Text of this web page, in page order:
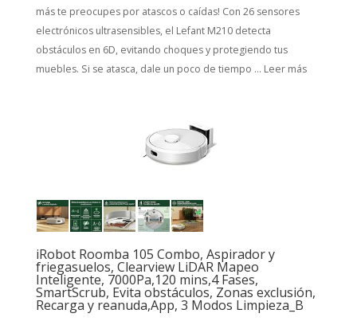
más te preocupes por atascos o caídas! Con 26 sensores
electrónicos ultrasensibles, el Lefant M210 detecta
obstáculos en 6D, evitando choques y protegiendo tus
muebles. Si se atasca, dale un poco de tiempo ... Leer más
iRobot Roomba 105 Combo, Aspirador y
friegasuelos, Clearview LiDAR Mapeo
Inteligente, 7000Pa,120 mins,4 Fases,
SmartScrub, Evita obstáculos, Zonas exclusión,
Recarga y reanuda,App, 3 Modos Limpieza_B